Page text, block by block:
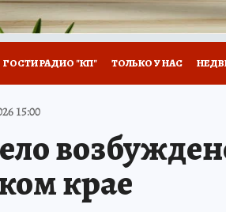
ГОСТИ РАДИО "КП" ТОЛЬКО У НАС
ЗДОРОВЬЕ КУБАНИ
15:00
крае